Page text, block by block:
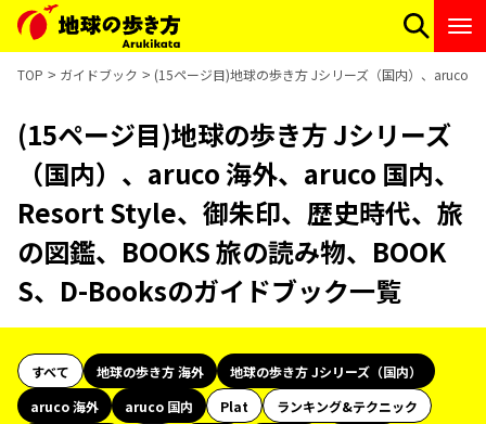
TOP ガイドブック (15ページ目)地球の歩き方 Jシリーズ（国内）、aruco
(15ページ目)地球の歩き方 Jシリーズ
（国内）、aruco 海外、aruco 国内、
Resort Style、御朱印、歴史時代、旅
の図鑑、BOOKS 旅の読み物、BOOK
S、D-Booksのガイドブック一覧
すべて 地球の歩き方 海外
地球の歩き方 Jシリーズ（国内）
aruco 海外
aruco 国内 Plat
ランキング&テクニック